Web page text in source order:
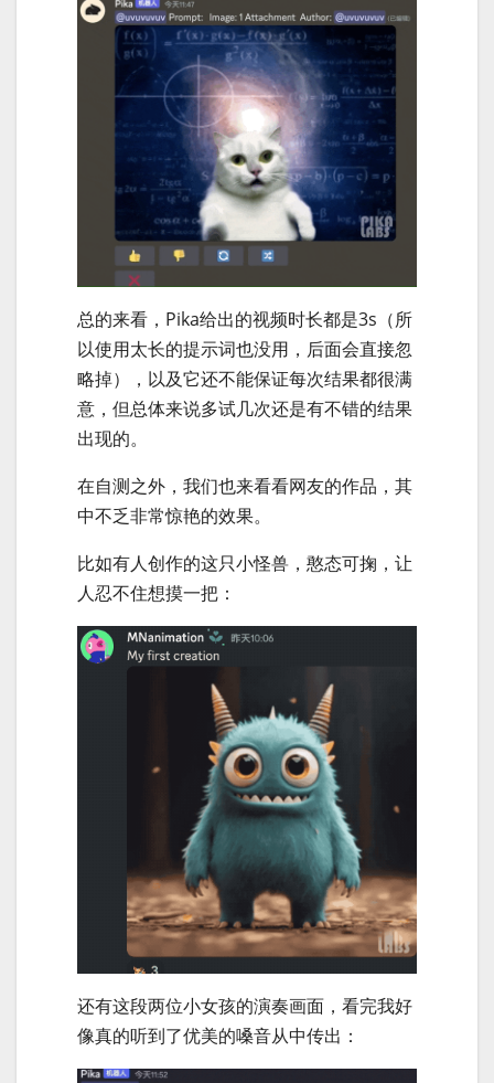
总的来看，Pika给出的视频时长都是3s（所
以使用太长的提示词也没用，后面会直接忽
略掉），以及它还不能保证每次结果都很满
意，但总体来说多试几次还是有不错的结果
出现的。
在自测之外，我们也来看看网友的作品，其
中不乏非常惊艳的效果。
比如有人创作的这只小怪兽，憨态可掬，让
人忍不住想摸一把：
还有这段两位小女孩的演奏画面，看完我好
像真的听到了优美的嗓音从中传出：